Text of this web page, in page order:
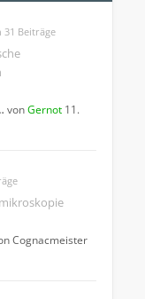
31 Beiträge
vonGernot 11.
Cognacmeister